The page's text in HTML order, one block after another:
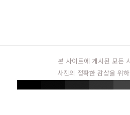
본 사이트에 게시된 모든
사진의 정확한 감상을 위